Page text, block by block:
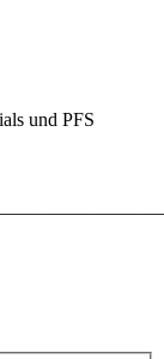
und PFS